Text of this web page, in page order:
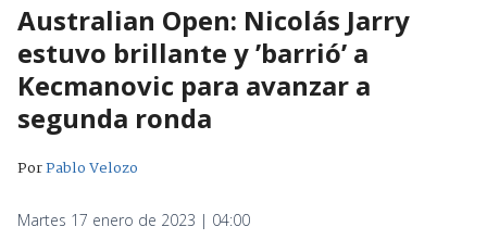
Australian Open: Nicolás Jarry
estuvo brillante y ’barrió’ a
Kecmanovic para avanzar a
segunda ronda
PorPablo Velozo
Martes 17 enero de 2023 | 04:00